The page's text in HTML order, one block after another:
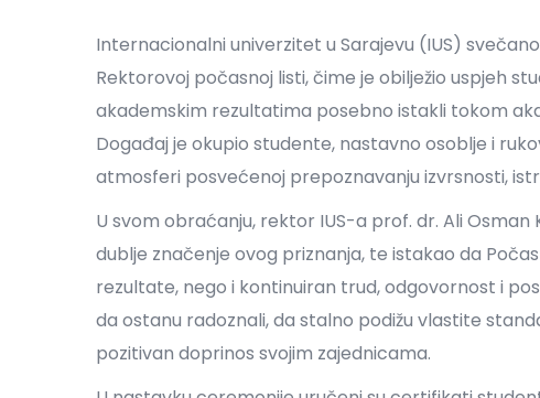
Internacionalni univerzitet u Sarajevu (IUS)
Rektorovoj počasnoj listi, čime je obilježio uspjeh
akademskim rezultatima posebno istakli tokom
Događaj je okupio studente, nastavno osoblje i
atmosferi posvećenoj prepoznavanju izvrsnosti,
U svom obraćanju, rektor IUS-a prof. dr. Ali
dublje značenje ovog priznanja, te istakao da
rezultate, nego i kontinuiran trud, odgovornost i
da ostanu radoznali, da stalno podižu vlastite
pozitivan doprinos svojim zajednicama.